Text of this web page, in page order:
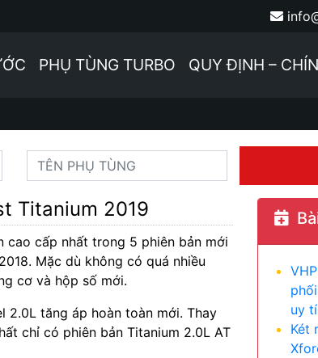
PHỤ TÙNG TURBO QUY ĐỊNH –
Titanium 2019
cao cấp nhất trong 5 phiên bản mới
Mặc dù không có quá nhiều
cơ và hộp số mới.
2.0L tăng áp hoàn toàn mới. Thay
chỉ có phiên bản Titanium 2.0L AT
uy
Két